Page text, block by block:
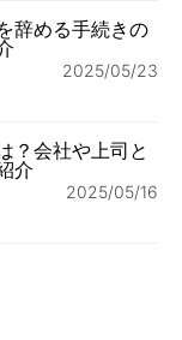
辞める手続きの
2025/05/23
？会社や上司と
介
2025/05/16